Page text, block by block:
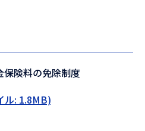
保険料の免除制度
ル: 1.8MB)